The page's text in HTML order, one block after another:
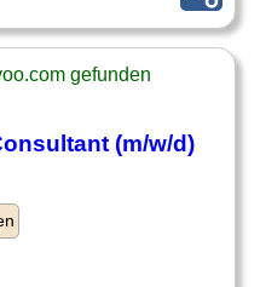
gefunden
(m/w/d)